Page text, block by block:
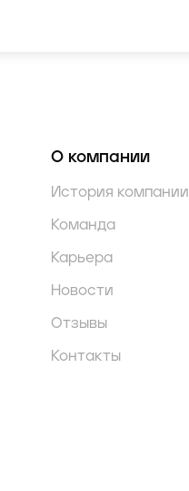
О компании
История компании
Команда
Карьера
Новости
Отзывы
Контакты